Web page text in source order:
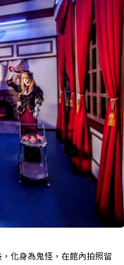
化身為鬼怪，在館內拍照留